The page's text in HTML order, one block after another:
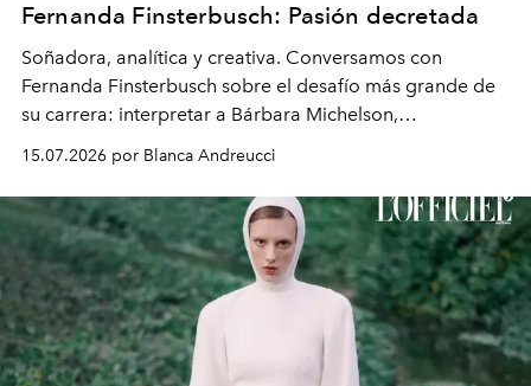
Fernanda Finsterbusch: Pasión decretada
Soñadora, analítica y creativa. Conversamos con
Fernanda Finsterbusch sobre el desafío más grande de
su carrera: interpretar a Bárbara Michelson,
protagonista de
Prohibida obsesión
nocturna de Mega. La actriz reflexiona sobre la creación
de personajes femeninos complejos y la evolución que
han tenido a través de los años.
15.07.2026 por Blanca Andreucci